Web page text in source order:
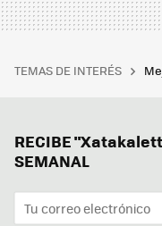
TEMAS DE INTERÉS
RECIBE
SEMANAL